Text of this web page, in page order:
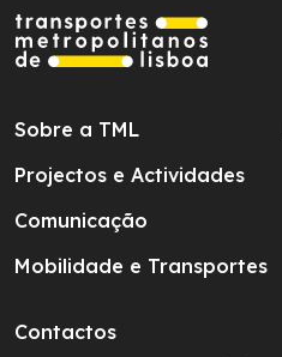
Sobre a TML
Projectos e Actividades
Comunicação
Mobilidade e Transportes
Contactos